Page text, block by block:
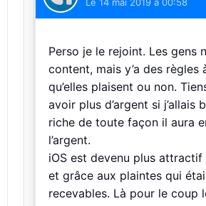
Perso je le rejoint. Les gens
content, mais y’a des règles
qu’elles plaisent ou non.
avoir plus d’argent si j’allais
riche de toute façon il aura
l’argent.
iOS est devenu plus
et grâce aux plaintes qui
recevables. Là pour le coup